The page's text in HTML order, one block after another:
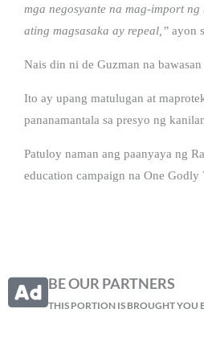
mga negosyante na mag-import
ating magsasaka ay repeal,” ayon
Nais din ni de Guzman na
Ito ay upang matulugan at
pananamantala sa presyo ng
Patuloy naman ang paanyaya ng
education campaign na One Godly
BE OUR PARTNERS
THIS PORTION IS BROUGHT YOU